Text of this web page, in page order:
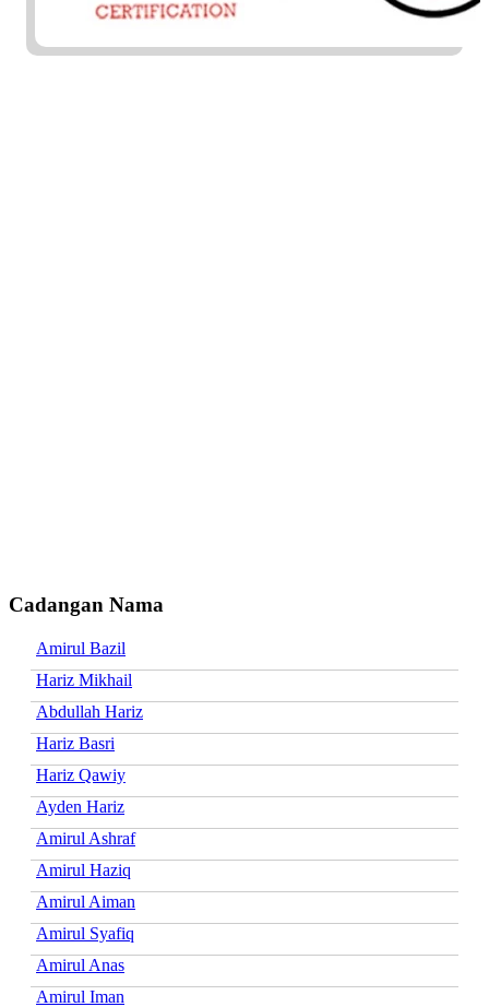
Cadangan Nama
Amirul Bazil
Hariz Mikhail
Abdullah Hariz
Hariz Basri
Hariz Qawiy
Ayden Hariz
Amirul Ashraf
Amirul Haziq
Amirul Aiman
Amirul Syafiq
Amirul Anas
Amirul Iman